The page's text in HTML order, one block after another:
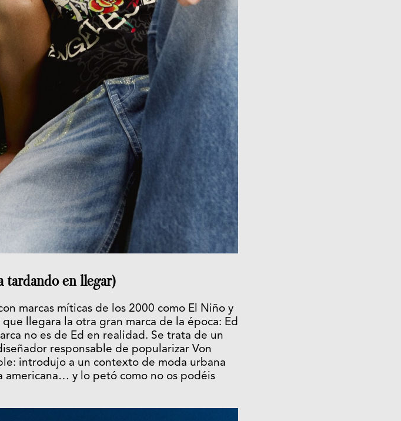
tardando en llegar)
marcas míticas de los 2000 como El Niño y
llegara la otra gran marca de la época: Ed
no es de Ed en realidad. Se trata de un
responsable de popularizar Von
introdujo a un contexto de moda urbana
y lo petó como no os podéis